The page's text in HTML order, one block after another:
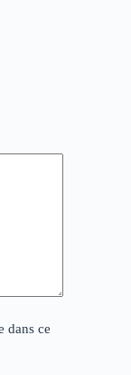
dans ce